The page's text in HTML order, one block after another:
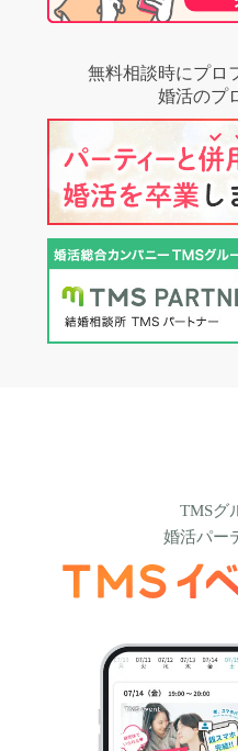
無料相談時にプロ
婚活のプ
TMSグ
婚活パー